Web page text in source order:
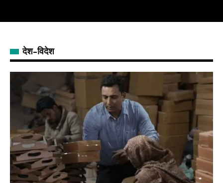
देश-विदेश